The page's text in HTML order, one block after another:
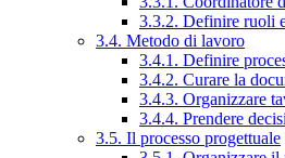
3.3.2. Definire ruoli
3.4. Metodo di lavoro
3.4.1. Definire
3.4.2. Curare la
3.4.3. Organizzare
3.4.4. Prendere
3.5. Il processo progettuale